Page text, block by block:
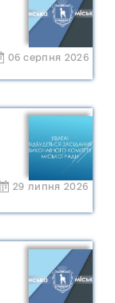
06 серпня 2026
29 липня 2026